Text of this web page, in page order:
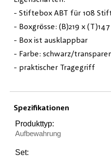
- Stiftebox ABT für 108
- Boxgrösse: (B)219 x
- Box ist ausklappbar
- Farbe: schwarz/
- praktischer Tragegriff
Spezifikationen
Produkttyp:
Aufbewahrung
Set: